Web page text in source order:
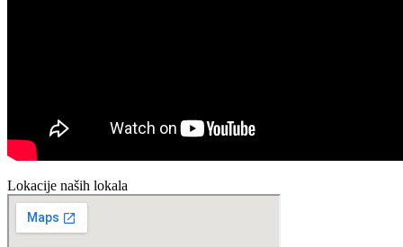
Lokacije naših lokala